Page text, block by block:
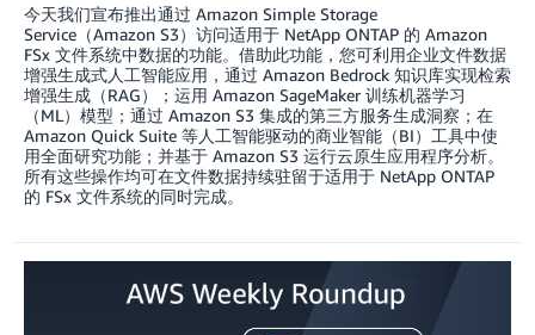
今天我们宣布推出通过 Amazon Simple Storage
Service（Amazon S3）访问适用于 NetApp ONTAP 的 Amazon
FSx 文件系统中数据的功能。借助此功能，您可利用企业文件数据
增强生成式人工智能应用，通过 Amazon Bedrock 知识库实现检索
增强生成（RAG）；运用 Amazon SageMaker 训练机器学习
（ML）模型；通过 Amazon S3 集成的第三方服务生成洞察；在
Amazon Quick Suite 等人工智能驱动的商业智能（BI）工具中使
用全面研究功能；并基于 Amazon S3 运行云原生应用程序分析。
所有这些操作均可在文件数据持续驻留于适用于 NetApp ONTAP
的 FSx 文件系统的同时完成。